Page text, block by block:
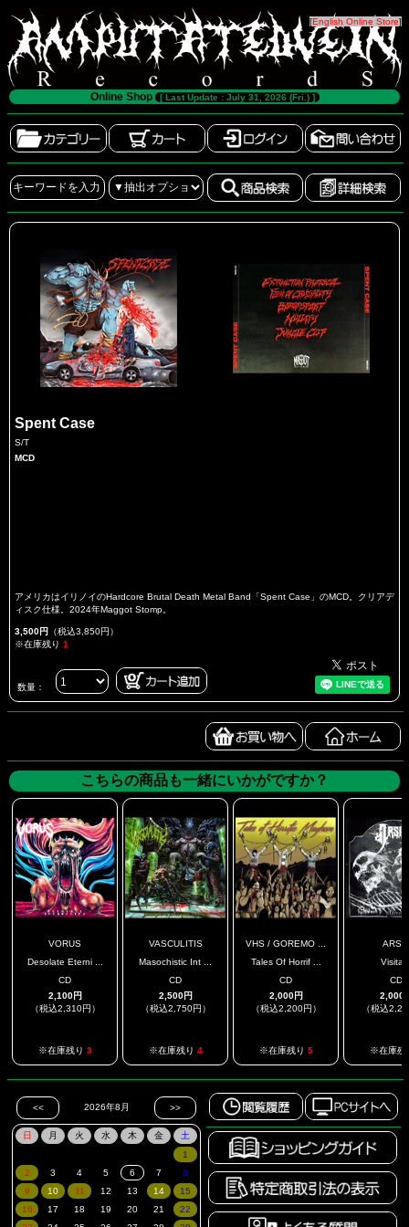
[English Online Store]
Online Shop [ Last Update : July 31, 2026 (Fri.) ]
Spent Case
S/T
MCD
アメリカはイリノイのHardcore Brutal Death Metal Band「Spent Case」のMCD。クリアデ
ィスク仕様。2024年Maggot Stomp。
3,500円 （税込3,850円）
※在庫残り 1
数量：
こちらの商品も一緒にいかがですか？
VORUS
Desolate Eterni ...
CD
2,100円
（税込2,310円）
※在庫残り 3
VASCULITIS
Masochistic Int ...
CD
2,500円
（税込2,750円）
※在庫残り 4
VHS / GOREMO ...
Tales Of Horrif ...
CD
2,000円
（税込2,200円）
※在庫残り 5
CD
2,000
（税込
※在庫残